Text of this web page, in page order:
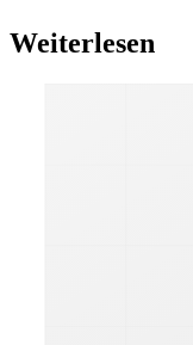
Weiterlesen